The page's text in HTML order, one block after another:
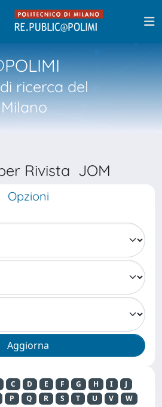
ricerca del
Rivista JOM
Opzioni
C D E F G H I
J
P Q R S T U V
W